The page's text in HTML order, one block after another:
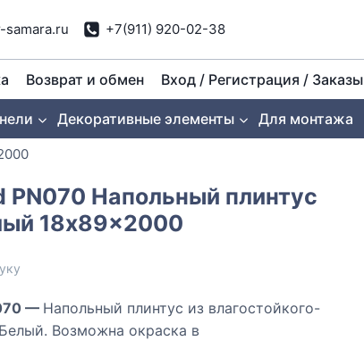
samara.ru +7(911) 920-02-38
Возврат и обмен Вход / Регистрация / Заказы
Декоративные элементы Для монтажа
PN070 Напольный плинтус
18x89x2000
— Напольный плинтус из влагостойкого-
Возможна окраска в